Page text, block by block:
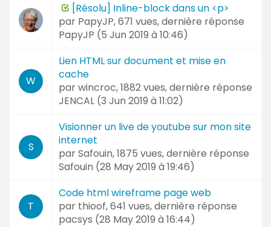
[Résolu] Inline-block dans un <p>
par PapyJP, 671 vues, dernière réponse
PapyJP (5 Jun 2019 à 10:46)
W
Lien HTML sur document et mise en
cache
parwincroc, 1882 vues, dernière réponse
JENCAL (3 Jun 2019 à 11:02)
S
Visionner un live de youtube sur mon site
internet
parSafouin, 1875 vues, dernière réponse
Safouin (28 May 2019 à 19:46)
T
Code html wireframe page web
par thioof, 641 vues, dernière réponse
pacsys (28 May 2019 à 16:44)